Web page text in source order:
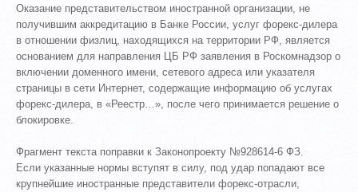
Оказание представительством иностранной организации, не
получившим аккредитацию в Банке России, услуг форекс-дилера
в отношении физлиц, находящихся на территории РФ, является
основанием для направления ЦБ РФ заявления в Роскомнадзор о
включении доменного имени, сетевого адреса или указателя
страницы в сети Интернет, содержащие информацию об услугах
форекс-дилера, в «Реестр…», после чего принимается решение о
блокировке.
Фрагмент текста поправки к Законопроекту №928614-6 ФЗ.
Если указанные нормы вступят в силу, под удар попадают все
крупнейшие иностранные представители форекс-отрасли,